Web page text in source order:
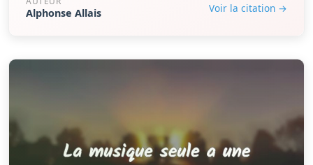
Alphonse Allais Voir la citation →